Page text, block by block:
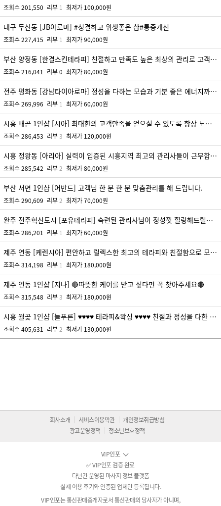
최저가 100,000원
리뷰 1
조회수201,550
대구 두산동 [JB아로마] #청결하고 위생좋은 샵#통증개선
최저가90,000원
리뷰 1
조회수227,415
부산 양정동 [한결스킨테라피] 친절하고 만족도 높은 최상의 관리로 고객님들께 보답하겠습니다.
최저가80,000원
리뷰0
조회수216,041
전주 평화동 [강남타이아로마] 정성을 다하는 모습과 기분 좋은 에너지까지 받아가세요~
최저가60,000원
리뷰 1
조회수269,996
시흥 배곧 1인샵 [시아] 최대한의 고객만족을 얻으실 수 있도록 항상 노력하고 있습니다.
최저가 120,000원
리뷰3
조회수286,453
시흥 정왕동 [아리아] 실력이 입증된 시흥지역 최고의 관리사들이 근무합니다!!
최저가80,000원
리뷰2
조회수285,542
부산 서면 1인샵 [어반드] 고객님 한 분 한 분 맞춤관리를 해 드립니다.
최저가70,000원
리뷰2
조회수290,609
완주 전주혁신도시 [포유테라피] 숙련된 관리사님이 정성껏 힐링해드릴게요.
최저가60,000원
리뷰 1
조회수286,201
제주 연동 [케렌시아] 편안하고 릴렉스한 최고의 테라피와 친절함으로 모시겠습니다^^
최저가 180,000원
리뷰 1
조회수314,198
제주 연동 1인샵 [지나] 🔴따뜻한 케어를 받고 싶다면 꼭 찾아주세요🔴
최저가 180,000원
리뷰3
조회수315,548
시흥 월곶 1인샵 [늘푸른] ♥♥♥♥ 테라피&왁싱 ♥♥♥♥ 친절과 정성을 다한 테라피로 모시겠습니다^^ ♥♥♥♥
최저가 130,000원
리뷰2
조회수405,631
회사소개 서비스이용약관
개인정보취급방침
광고운영정책
청소년보호정책
VIP인포
✅ VIP인포 검증 완료
다년간 운영된 마사지 정보 플랫폼
실제 이용 후기와 인증된 업체만 등록됩니다.
VIP인포는 통신판매중개자로서 통신판매의 당사자가 아니며,